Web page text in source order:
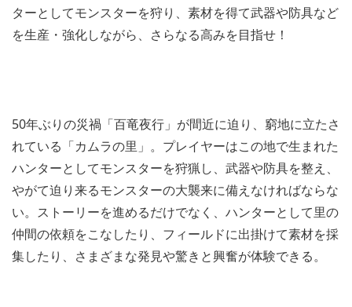
ターとしてモンスターを狩り、素材を得て武器や防具など
を生産・強化しながら、さらなる高みを目指せ！
50年ぶりの災禍「百竜夜行」が間近に迫り、窮地に立たさ
れている「カムラの里」。プレイヤーはこの地で生まれた
ハンターとしてモンスターを狩猟し、武器や防具を整え、
やがて迫り来るモンスターの大襲来に備えなければならな
い。ストーリーを進めるだけでなく、ハンターとして里の
仲間の依頼をこなしたり、フィールドに出掛けて素材を採
集したり、さまざまな発見や驚きと興奮が体験できる。